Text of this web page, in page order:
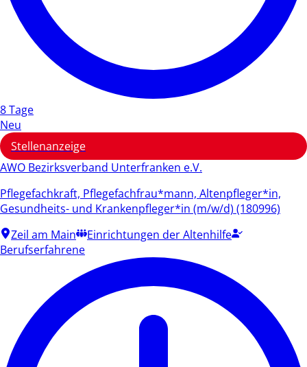
8 Tage
Neu
Stellenanzeige
AWO Bezirksverband Unterfranken e.V.
Pflegefachkraft, Pflegefachfrau*mann, Altenpfleger*in,
Gesundheits- und Krankenpfleger*in (m/w/d) (180996)
Zeil am Main
Einrichtungen der Altenhilfe
Berufserfahrene